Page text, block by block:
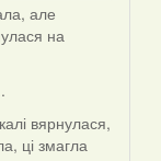
але
на
вярнулася,
ці змагла